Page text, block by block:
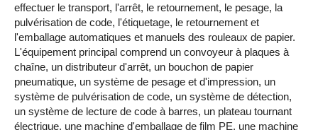
effectuer le transport, l'arrêt, le retournement, le pesage, la
pulvérisation de code, l'étiquetage, le retournement et
l'emballage automatiques et manuels des rouleaux de papier.
L'équipement principal comprend un convoyeur à plaques à
chaîne, un distributeur d'arrêt, un bouchon de papier
pneumatique, un système de pesage et d'impression, un
système de pulvérisation de code, un système de détection,
un système de lecture de code à barres, un plateau tournant
électrique, une machine d'emballage de film PE, une machine